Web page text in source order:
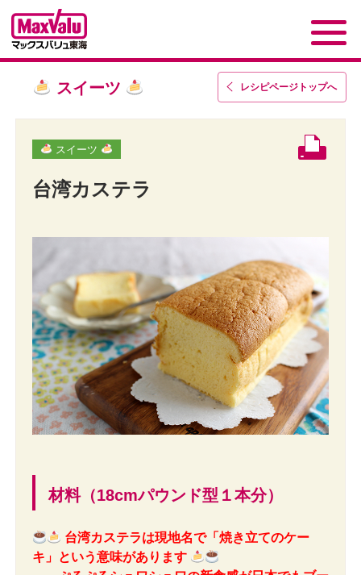
レシピページトップへ
スイーツ
スイーツ
台湾カステラ
材料（18cmパウンド型１本分）
台湾カステラは現地名で「焼き立てのケー
キ」という意味があります